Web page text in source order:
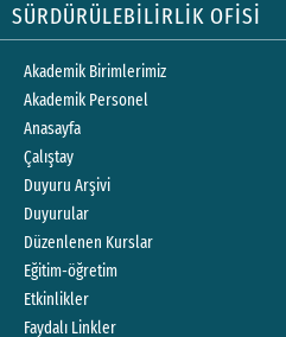
SÜRDÜRÜLEBİLİRLİK OFİSİ
Akademik Birimlerimiz
Akademik Personel
Anasayfa
Çalıştay
Duyuru Arşivi
Duyurular
Düzenlenen Kurslar
Eğitim-öğretim
Etkinlikler
Faydalı Linkler